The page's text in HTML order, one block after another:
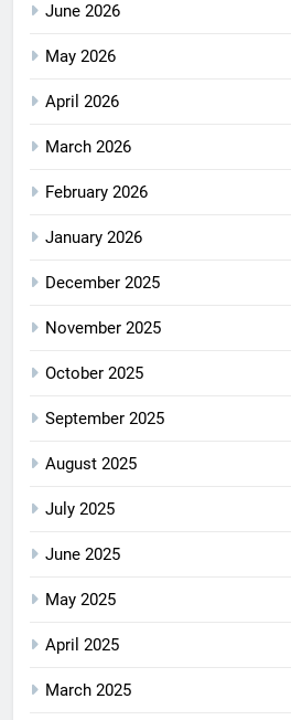
June 2026
May 2026
April 2026
March 2026
February 2026
January 2026
December 2025
November 2025
October 2025
September 2025
August 2025
July 2025
June 2025
May 2025
April 2025
March 2025